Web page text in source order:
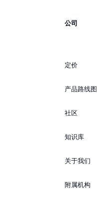
公司
定价
产品路线图
社区
知识库
关于我们
附属机构